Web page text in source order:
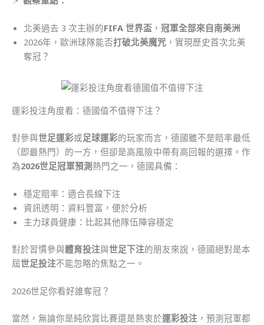
北美過去 3 次主辦的FIFA 世界盃 ， 冠軍全部來自南美洲
2026年，歐洲球隊能否打破北美魔咒 ，實現歷史首次北美
奪冠？
運彩投注角度看：德國值不值得下注？
對參與世足運彩或足球運彩的玩家而言，德國雖不是賠率最低
（即最熱門）的一方，但卻是高風險中帶有高回報的選擇。作
為2026世足冠軍預測熱門之一，德國具備：
穩定賠率：適合長線下注
資訊透明：資料豐富，便於分析
主力球員健康：比起其他隊伍陣容穩定
對於習慣參與體育投注與世足下注的朋友來說，德國絕對是本
屆世足投注不能忽略的焦點之一。
2026世足你看好誰奪冠？
當然，無論你是純欣賞比賽還是熱衷於運彩投注 ，預測冠軍都